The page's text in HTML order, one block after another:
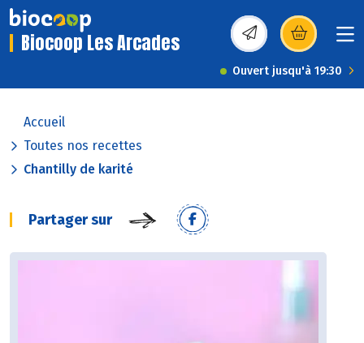
Biocoop Les Arcades (s’ouvre dans une
Ouvert jusqu'à 19:30
Accueil
Toutes nos recettes
Chantilly de karité
Partager sur